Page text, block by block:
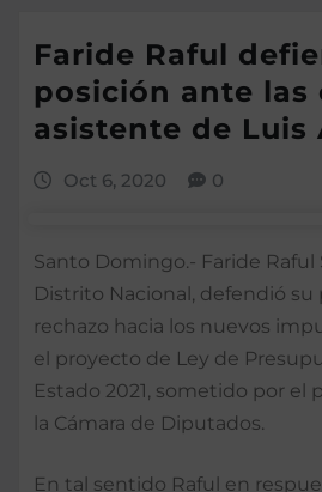
Faride Raful
posición ante las
asistente de Luis
Oct 6, 2020 0
Santo Domingo.- Faride Raful
Distrito Nacional, defendió su
rechazo hacia los nuevos
el proyecto de Ley de
Estado 2021, sometido por el
la Cámara de Diputados.
En tal sentido Raful en